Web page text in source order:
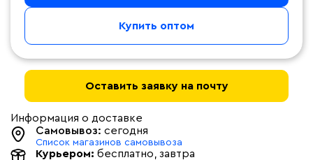
Купить оптом
Оставить заявку на почту
Информация о доставке
Самовывоз: сегодня
Список магазинов самовывоза
Курьером: бесплатно , завтра